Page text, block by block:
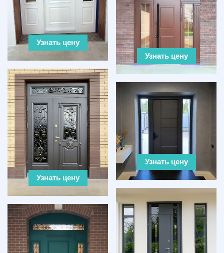
Узнать цену
Узнать цену
Узнать цену
Узнать цену